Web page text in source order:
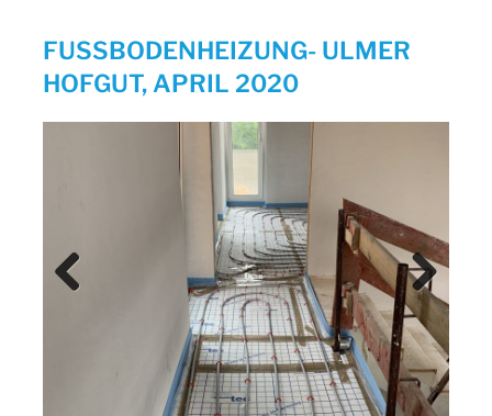
FUSSBODENHEIZUNG- ULMER H
OFGUT, APRIL 2020
Next